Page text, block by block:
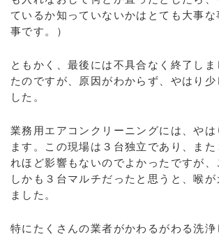
ているか知っていないかはとても大事な
事です。）
ともかく、最後には不具合なく終了しま
たのですが、原因がわからず、やはり少
した。
業務用エアコンクリーニングには、やは
ます。この現場は３台独立であり、ま
れほど影響もないのでよかったですが
しかも３台マルチだったと思うと、喉が
ました。
特にたくさんの業者がかわるがわる洗浄